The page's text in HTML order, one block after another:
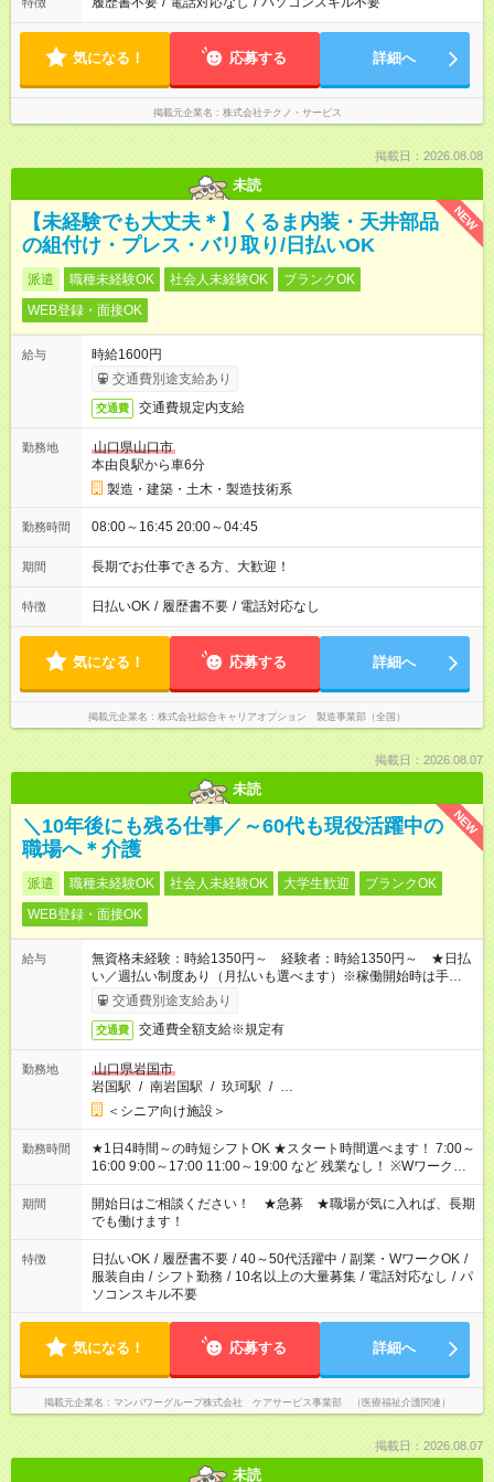
気になる！ 応募する 詳細へ
掲載元企業名 株式会社テクノ・サービス
掲載日：2026.08.08
未読
NEW
【未経験でも大丈夫＊】くるま内装・天井部品
の組付け・プレス・バリ取り/日払いOK
派遣 職種未経験OK 社会人未経験OK
ブランクOK
WEB登録・面接OK
給与
時給1600円
交通費別途支給あり
交通費 交通費規定内支給
勤務地
山口県山口市
本由良駅から車6分
製造・建築・土木・製造技術系
勤務時間 08:00～16:45 20:00～04:45
期間 長期でお仕事できる方、大歓迎！
特徴 日払いOK / 履歴書不要 / 電話対応なし
気になる！ 応募する 詳細へ
掲載元企業名 株式会社綜合キャリアオプション 製造事業部（全国）
掲載日：2026.08.07
未読
NEW
＼10年後にも残る仕事／～60代も現役活躍中の
職場へ＊介護
派遣 職種未経験OK 社会人未経験OK 大学生歓迎
ブランクOK
WEB登録・面接OK
給与
無資格未経験：時給1350円～ 経験者：時給1350円～ ★日払
い／週払い制度あり（月払いも選べます）※稼働開始時は手続き
完了次第のお支払いとなります。
交通費別途支給あり
交通費 交通費全額支給※規定有
勤務地
山口県岩国市
岩国駅 / 南岩国駅 / 玖珂駅 / …
＜シニア向け施設＞
勤務時間
★1日4時間～の時短シフトOK ★スタート時間選べます！ 7:00～
16:00 9:00～17:00 11:00～19:00 など 残業なし！ ※Wワークの
場合、他のお仕事と合わせ週40時間超の就業はご案内できませ
ん ※法令に基づき、週20時間以上勤務は社会保険への加入対象
となります ※労働者派遣法（日雇い派遣の原則禁止）により、
短時間・短期間の就業はご案内が難しい場合があります
期間
開始日はご相談ください！ ★急募 ★職場が気に入れば、長期
でも働けます！
特徴 日払いOK / 履歴書不要 / 40～50代活躍中 / 副業・WワークOK /
服装自由 / シフト勤務 / 10名以上の大量募集 / 電話対応なし / パ
ソコンスキル不要
気になる！ 応募する 詳細へ
掲載元企業名 マンパワーグループ株式会社 ケアサービス事業部 （医療福祉介護関連）
掲載日：2026.08.07
未読